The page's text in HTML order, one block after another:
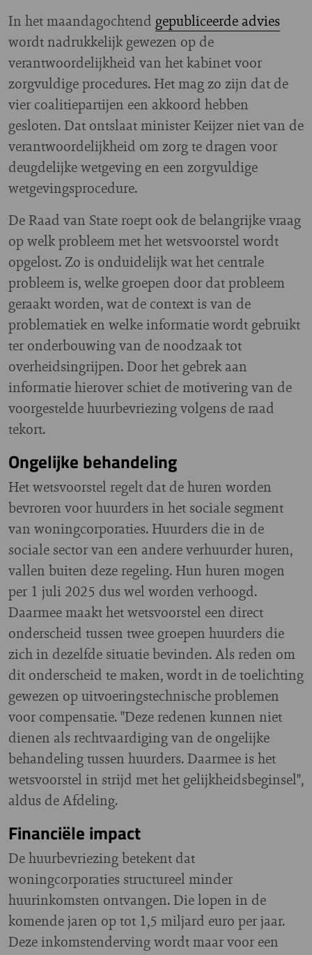
In het maandagochtend gepubliceerde advies
wordt nadrukkelijk gewezen op de
verantwoordelijkheid van het kabinet voor
zorgvuldige procedures. Het mag zo zijn dat de
vier coalitiepartijen een akkoord hebben
gesloten. Dat ontslaat minister Keijzer niet van de
verantwoordelijkheid om zorg te dragen voor
deugdelijke wetgeving en een zorgvuldige
wetgevingsprocedure.
De Raad van State roept ook de belangrijke vraag
op welk probleem met het wetsvoorstel wordt
opgelost. Zo is onduidelijk wat het centrale
probleem is, welke groepen door dat probleem
geraakt worden, wat de context is van de
problematiek en welke informatie wordt gebruikt
ter onderbouwing van de noodzaak tot
overheidsingrijpen. Door het gebrek aan
informatie hierover schiet de motivering van de
voorgestelde huurbevriezing volgens de raad
tekort.
Ongelijke behandeling
Het wetsvoorstel regelt dat de huren worden
bevroren voor huurders in het sociale segment
van woningcorporaties. Huurders die in de
sociale sector van een andere verhuurder huren,
vallen buiten deze regeling. Hun huren mogen
per 1 juli 2025 dus wel worden verhoogd.
Daarmee maakt het wetsvoorstel een direct
onderscheid tussen twee groepen huurders die
zich in dezelfde situatie bevinden. Als reden om
dit onderscheid te maken, wordt in de toelichting
gewezen op uitvoeringstechnische problemen
voor compensatie. "Deze redenen kunnen niet
dienen als rechtvaardiging van de ongelijke
behandeling tussen huurders. Daarmee is het
wetsvoorstel in strijd met het gelijkheidsbeginsel",
aldus de Afdeling.
Financiële impact
De huurbevriezing betekent dat
woningcorporaties structureel minder
huurinkomsten ontvangen. Die lopen in de
komende jaren op tot 1,5 miljard euro per jaar.
Deze inkomstenderving wordt maar voor een